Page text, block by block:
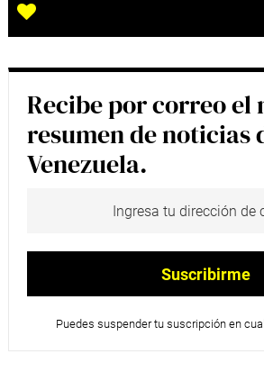
Recibe por correo el
resumen de noticias
Venezuela.
Puedes suspender tu suscripción en